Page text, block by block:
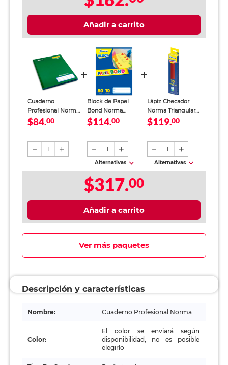
Añadir a carrito
Cuaderno
Profesional Norma
Color Raya 100
$84.00
1
Block de Papel
Bond Norma
Creatividad Carta
$114.00
1
Alternativas
Lápiz Checador
Norma Triangular
Rojo 10 piezas
$119.00
1
Alternativas
$317.00
Añadir a carrito
Ver más paquetes
Descripción y características
Nombre: Cuaderno Profesional Norma
Color:
El color se enviará según
disponibilidad, no es posible
elegirlo